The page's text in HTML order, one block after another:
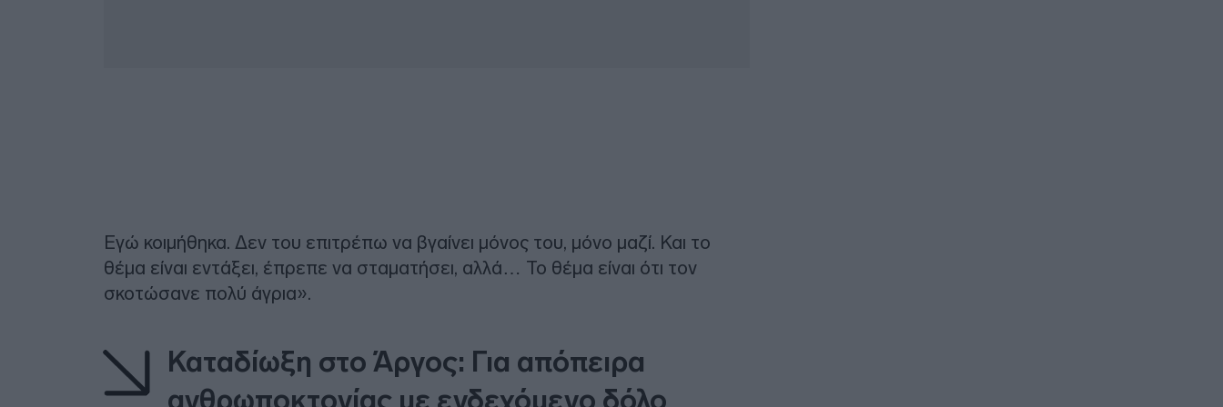
Εγώ κοιμήθηκα. Δεν του επιτρέπω να βγαίνει μόνος του, μόνο μαζί. Και το
θέμα είναι εντάξει, έπρεπε να σταματήσει, αλλά… Το θέμα είναι ότι τον
σκοτώσανε πολύ άγρια».
Καταδίωξη στο Άργος: Για απόπειρα
ανθρωποκτονίας με ενδεχόμενο δόλο